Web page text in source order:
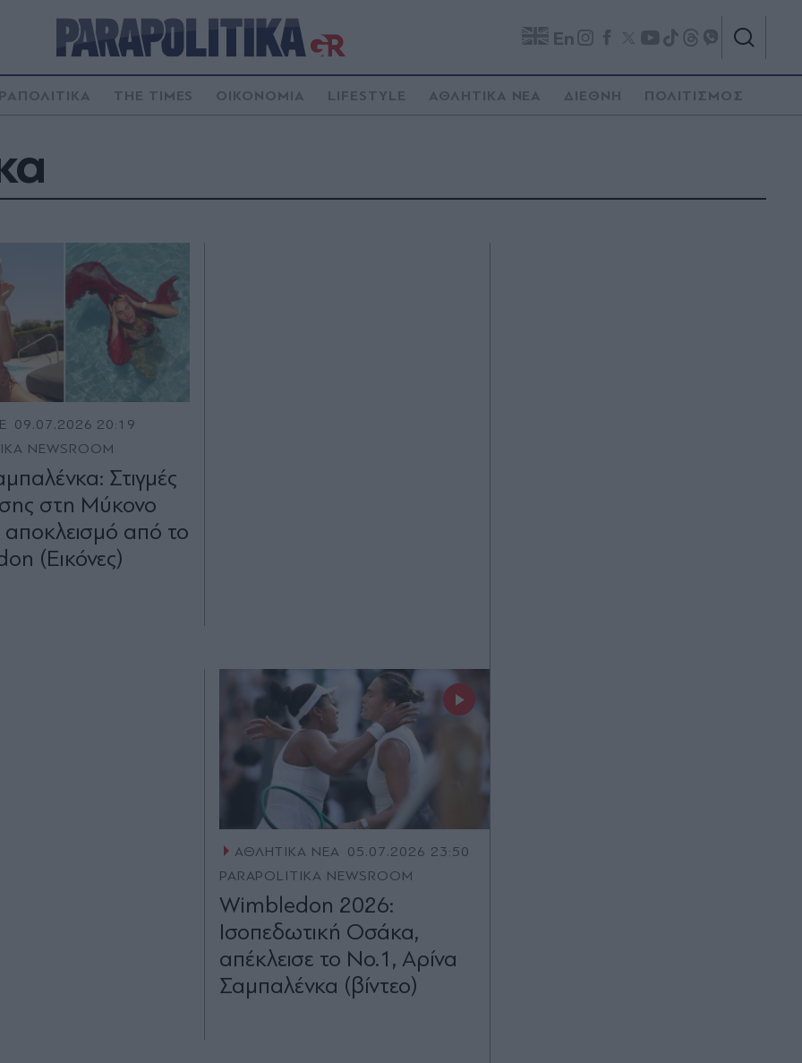
En
THE TIMES ΟΙΚΟΝΟΜΙΑ LIFESTYLE ΑΘΛΗΤΙΚΑ ΝΕΑ ΔΙΕΘΝΗ ΠΟΛΙΤΙΣΜΟΣ
09.07.2026 20:19
NEWSROOM
Στιγμές
στη Μύκονο
αποκλεισμό από το
(Εικόνες)
ΑΘΛΗΤΙΚΑ ΝΕΑ 05.07.2026 23:50
PARAPOLITIKA NEWSROOM
Wimbledon 2026:
Ισοπεδωτική Οσάκα,
απέκλεισε το Νο.1, Αρίνα
Σαμπαλένκα (βίντεο)